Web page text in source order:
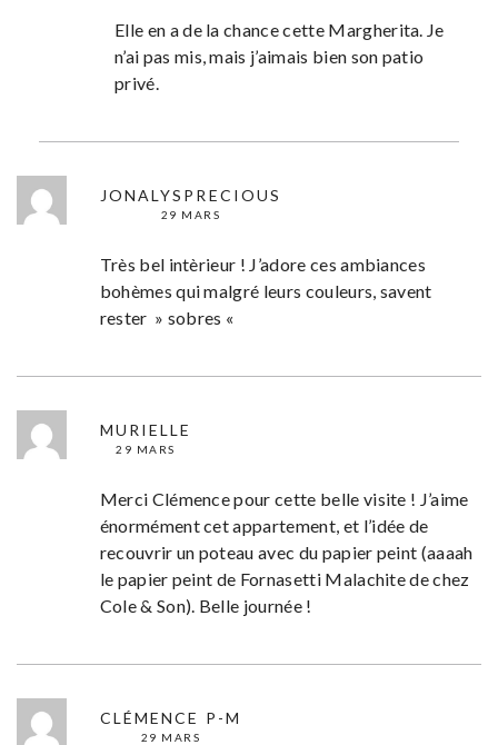
Elle en a de la chance cette Margherita. Je
n’ai pas mis, mais j’aimais bien son patio
privé.
JONALYSPRECIOUS
29 MARS
Très bel intèrieur ! J’adore ces ambiances
bohèmes qui malgré leurs couleurs, savent
rester » sobres «
MURIELLE
29 MARS
Merci Clémence pour cette belle visite ! J’aime
énormément cet appartement, et l’idée de
recouvrir un poteau avec du papier peint (aaaah
le papier peint de Fornasetti Malachite de chez
Cole & Son). Belle journée !
CLÉMENCE P-M
29 MARS